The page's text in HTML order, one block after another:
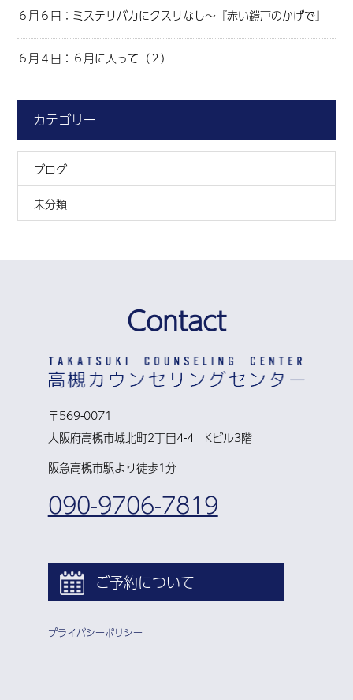
６月６日：ミステリバカにクスリなし～『赤い鎧戸のかげで』
６月４日：６月に入って（２）
カテゴリー
ブログ
未分類
Contact
〒569-0071
大阪府高槻市城北町2丁目4-4 Kビル3階
阪急高槻市駅より徒歩1分
090-9706-7819
ご予約について
プライバシーポリシー